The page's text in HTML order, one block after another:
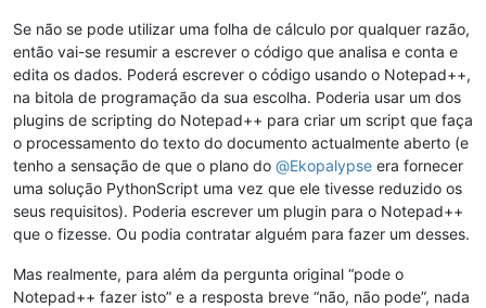
Se não se pode utilizar uma folha de cálculo por qualquer razão,
então vai-se resumir a escrever o código que analisa e conta e
edita os dados. Poderá escrever o código usando o Notepad++,
na bitola de programação da sua escolha. Poderia usar um dos
plugins de scripting do Notepad++ para criar um script que faça
o processamento do texto do documento actualmente aberto (e
tenho a sensação de que o plano do @Ekopalypse era fornecer
uma solução PythonScript uma vez que ele tivesse reduzido os
seus requisitos). Poderia escrever um plugin para o Notepad++
que o fizesse. Ou podia contratar alguém para fazer um desses.
Mas realmente, para além da pergunta original “pode o
Notepad++ fazer isto” e a resposta breve “não, não pode”, nada